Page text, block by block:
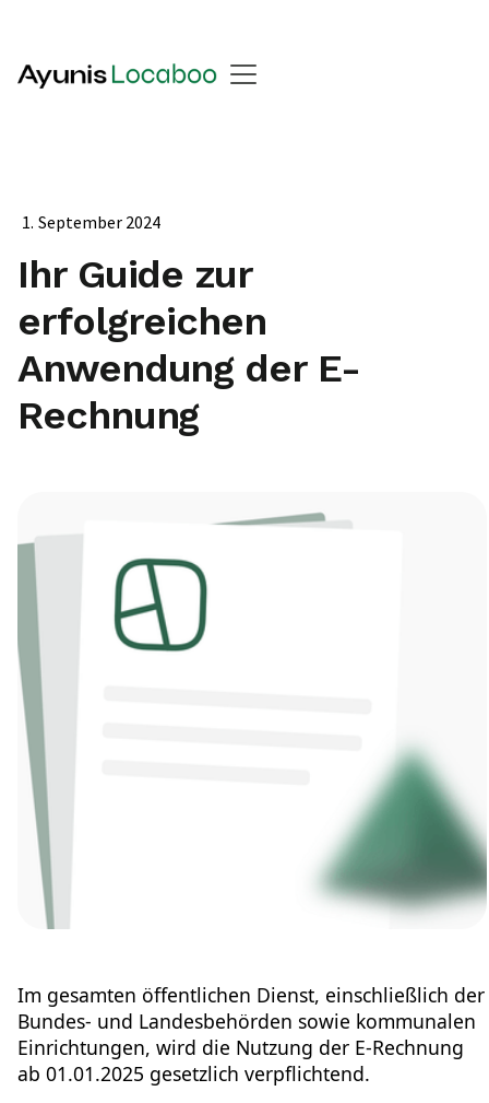
1. September 2024
Ihr Guide zur
erfolgreichen
Anwendung der E-
Rechnung
Im gesamten öffentlichen Dienst, einschließlich der
Bundes- und Landesbehörden sowie kommunalen
Einrichtungen, wird die Nutzung der E-Rechnung
ab 01.01.2025 gesetzlich verpflichtend.